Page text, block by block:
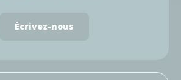
Écrivez-nous